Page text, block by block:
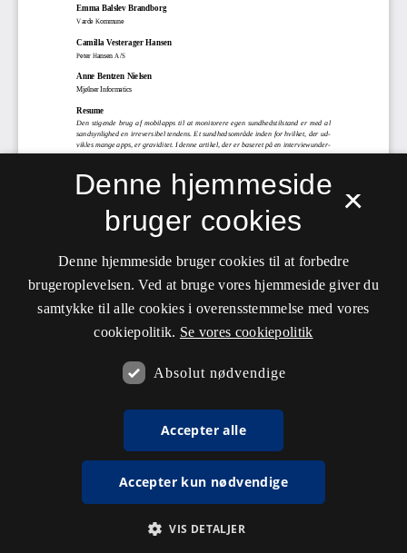
×
Denne hjemmeside
bruger cookies
Denne hjemmeside bruger cookies til at forbedre
brugeroplevelsen. Ved at bruge vores hjemmeside giver du
samtykke til alle cookies i overensstemmelse med vores
cookiepolitik. Se vores cookiepolitik
Absolut nødvendige
Accepter alle
Accepter kun nødvendige
VIS DETALJER